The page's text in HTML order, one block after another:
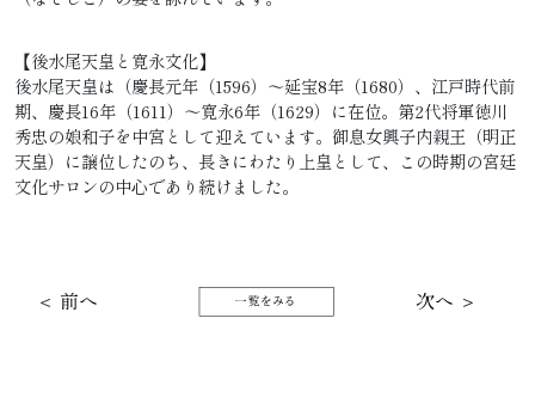
【後水尾天皇と寛永文化】
後水尾天皇は（慶長元年（1596）～延宝8年（1680）、江戸時代前
期、慶長16年（1611）～寛永6年（1629）に在位。第2代将軍徳川
秀忠の娘和子を中宮として迎えています。御息女興子内親王（明正
天皇）に譲位したのち、長きにわたり上皇として、この時期の宮廷
文化サロンの中心であり続けました。
＜ 前へ 次へ ＞